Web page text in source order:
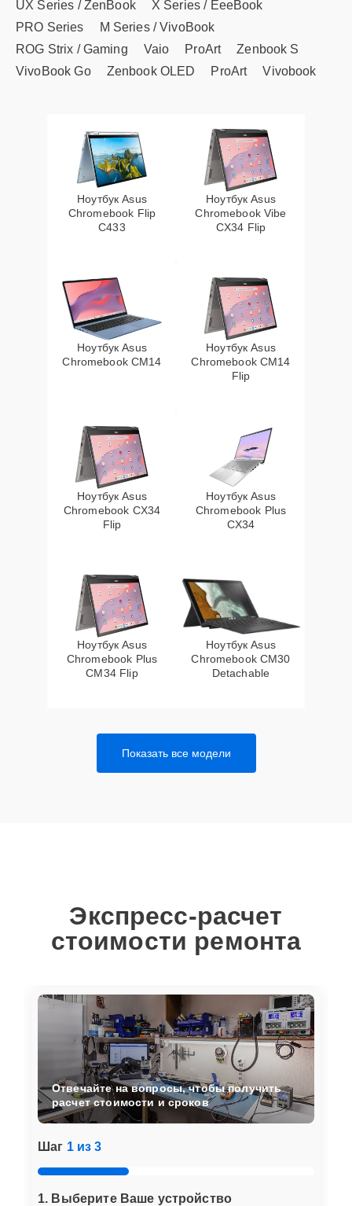
UX Series / ZenBook
X Series / EeeBook
PRO Series
M Series / VivoBook
ROG Strix / Gaming
Vaio ProArt
Zenbook S
VivoBook Go
Zenbook OLED ProArt Vivobook
Ноутбук Asus
Chromebook Flip
C433
Ноутбук Asus
Chromebook Vibe
CX34 Flip
Ноутбук Asus
Chromebook CM14
Ноутбук Asus
Chromebook CM14
Flip
Ноутбук Asus
Chromebook CX34
Flip
Ноутбук Asus
Chromebook Plus
CX34
Ноутбук Asus
Chromebook Plus
CM34 Flip
Ноутбук Asus
Chromebook CM30
Detachable
Показать все модели
Экспресс-расчет
стоимости ремонта
Шаг 1 из 3
1. Выберите Ваше устройство
Отвечайте на вопросы, чтобы получить
расчет стоимости и сроков